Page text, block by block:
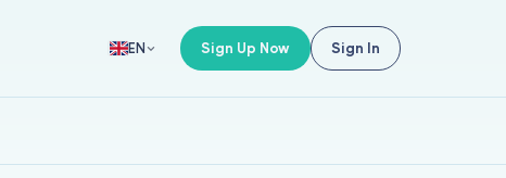
EN Sign Up Now Sign In